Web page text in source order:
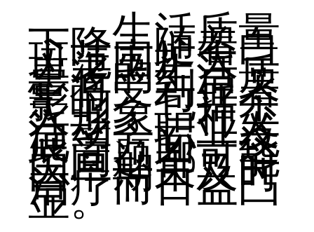
生活质量
下降：随着白
斑范围扩大，
患者的生活质
量将受到显著
影响，包括个
人形象、社交
活动、职业发
展等方面，这
些问题都可能
因早期未及时
治疗而日益凸
显。